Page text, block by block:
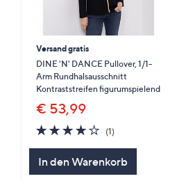
Versand gratis
DINE 'N' DANCE Pullover, 1/1-
Arm Rundhalsausschnitt
Kontraststreifen figurumspielend
€ 53,99
4.0
von
5
(1)
In den Warenkorb